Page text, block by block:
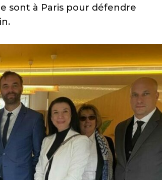
sont à Paris pour défendre